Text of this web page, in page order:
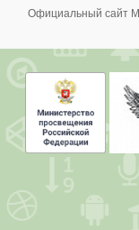
Официальный сайт